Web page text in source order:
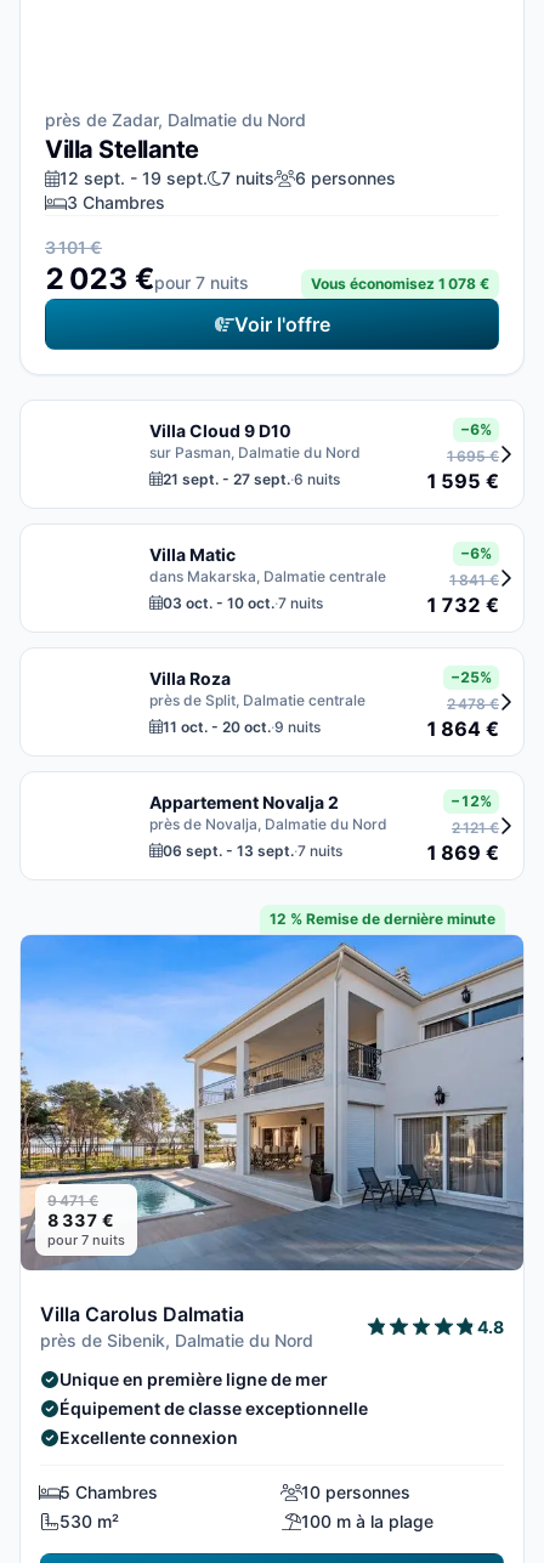
près de Zadar, Dalmatie du Nord
Villa Stellante
12 sept. - 19 sept. 7 nuits
6 personnes
3 Chambres
3 101 €
2 023 €pour 7 nuits Vous économisez 1 078 €
Voir l'offre
Villa Cloud 9 D10
sur Pasman, Dalmatie du Nord
21 sept. - 27 sept.·6 nuits
−6%
1 695 €
1 595 €
Villa Matic
dans Makarska, Dalmatie centrale
03 oct. - 10 oct.·7 nuits
−6%
1 841 €
1 732 €
Villa Roza
près de Split, Dalmatie centrale
11 oct. - 20 oct.·9 nuits
−25%
2 478 €
1 864 €
Appartement Novalja 2
près de Novalja, Dalmatie du Nord
06 sept. - 13 sept.·7 nuits
−12%
2 121 €
1 869 €
12 % Remise de dernière minute
9 471 €
8 337 €
pour 7 nuits
Villa Carolus Dalmatia
près de Sibenik, Dalmatie du Nord
4.8
Unique en première ligne de mer
Équipement de classe exceptionnelle
Excellente connexion
5 Chambres
10 personnes
530 m²
100 m à la plage